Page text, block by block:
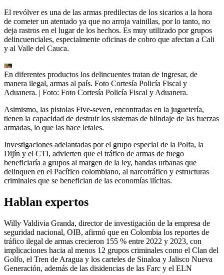
El revólver es una de las armas predilectas de los sicarios a la hora
de cometer un atentado ya que no arroja vainillas, por lo tanto, no
deja rastros en el lugar de los hechos. Es muy utilizado por grupos
delincuenciales, especialmente oficinas de cobro que afectan a Cali
y al Valle del Cauca.
En diferentes productos los delincuentes tratan de ingresar, de
manera ilegal, armas al país. Foto Cortesía Policía Fiscal y
Aduanera. | Foto: Foto Cortesía Policía Fiscal y Aduanera.
Asimismo, las pistolas Five-seven, encontradas en la juguetería,
tienen la capacidad de destruir los sistemas de blindaje de las fuerzas
armadas, lo que las hace letales.
Investigaciones adelantadas por el grupo especial de la Polfa, la
Dijín y el CTI, advierten que el tráfico de armas de fuego
beneficiaría a grupos al margen de la ley, bandas urbanas que
delinquen en el Pacífico colombiano, al narcotráfico y estructuras
criminales que se benefician de las economías ilícitas.
Hablan expertos
Willy Valdivia Granda, director de investigación de la empresa de
seguridad nacional, OIB, afirmó que en Colombia los reportes de
tráfico ilegal de armas crecieron 155 % entre 2022 y 2023, con
implicaciones hacia al menos 12 grupos criminales como el Clan del
Golfo, el Tren de Aragua y los carteles de Sinaloa y Jalisco Nueva
Generación, además de las disidencias de las Farc y el ELN